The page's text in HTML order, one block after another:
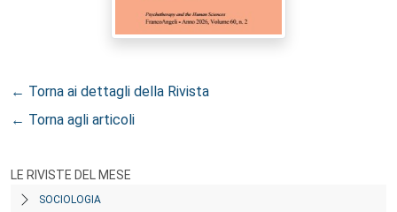
← Torna ai dettagli della Rivista
← Torna agli articoli
LE RIVISTE DEL MESE
SOCIOLOGIA